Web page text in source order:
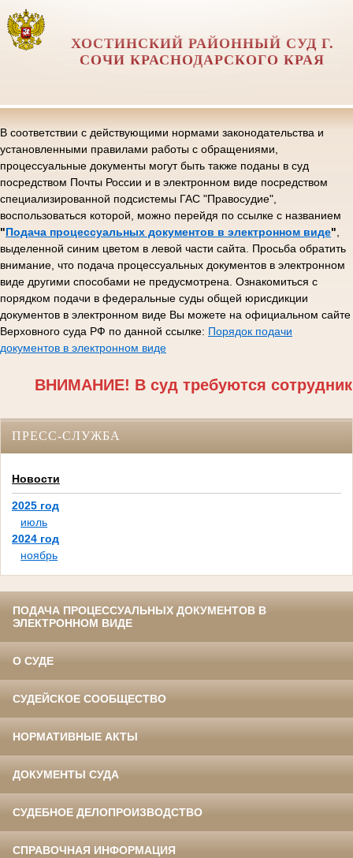
ХОСТИНСКИЙ РАЙОННЫЙ СУД Г.
СОЧИ КРАСНОДАРСКОГО КРАЯ
В соответствии с действующими нормами законодательства и
установленными правилами работы с обращениями,
процессуальные документы могут быть также поданы в суд
посредством Почты России и в электронном виде посредством
специализированной подсистемы ГАС "Правосудие",
воспользоваться которой, можно перейдя по ссылке с названием
"Подача процессуальных документов в электронном виде"
выделенной синим цветом в левой части сайта. Просьба обратить
внимание, что подача процессуальных документов в электронном
виде другими способами не предусмотрена. Ознакомиться с
порядком подачи в федеральные суды общей юрисдикции
документов в электронном виде Вы можете на официальном сайте
Верховного суда РФ по данной ссылке: Порядок подачи
документов в электронном виде
ВНИМАНИЕ! В суд требуются
ПРЕСС-СЛУЖБА
Новости
2025 год
июль
2024 год
ноябрь
ПОДАЧА ПРОЦЕССУАЛЬНЫХ ДОКУМЕНТОВ В
ЭЛЕКТРОННОМ ВИДЕ
О СУДЕ
СУДЕЙСКОЕ СООБЩЕСТВО
НОРМАТИВНЫЕ АКТЫ
ДОКУМЕНТЫ СУДА
СУДЕБНОЕ ДЕЛОПРОИЗВОДСТВО
СПРАВОЧНАЯ ИНФОРМАЦИЯ